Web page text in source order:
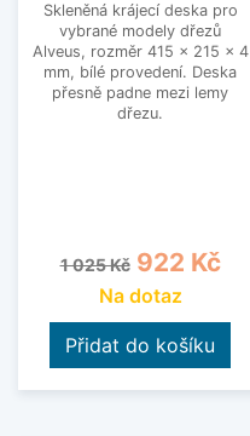
Skleněná krájecí deska pro
vybrané modely dřezů
Alveus, rozměr 415 x 215 x 4
mm, bílé provedení. Deska
přesně padne mezi lemy
dřezu.
Běžná cena
1 025 Kč Cena
922 Kč
Na dotaz
Přidat do košíku